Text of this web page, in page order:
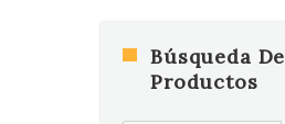
Búsqueda De
Productos